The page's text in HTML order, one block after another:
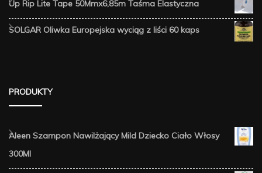
Up Rip Lite Tape 50Mmx6,85m Taśma Elastyczna
SOLGAR Oliwka Europejska wyciąg z liści 60 kaps
PRODUKTY
Aleen Szampon Nawilżający Mild Dziecko Ciało Włosy
300Ml